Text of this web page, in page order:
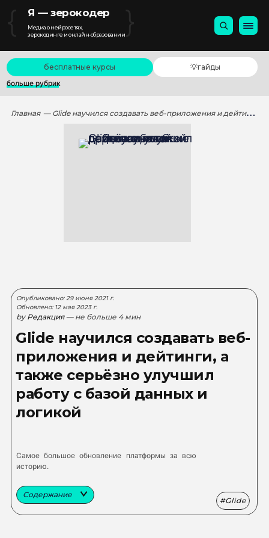
{ Я — зерокодер
Медиа о нейросетях,
зерокодинге и онлайн-образовании}
бесплатные курсы
💡гайды
больше рубрик
Главная — Glide научился создавать веб-приложения и дейтинги, а также серьёзно улучшил работу с базой данных и логикой
Опубликовано: 29 июня 2021 г.
Обновлено: 12 мая 2023 г.
by Редакция — не больше 4 мин
Glide научился создавать веб-
приложения и дейтинги, а
также серьёзно улучшил
работу с базой данных и
логикой
Самое большое обновление платформы за всю
историю.
Содержание
Glide